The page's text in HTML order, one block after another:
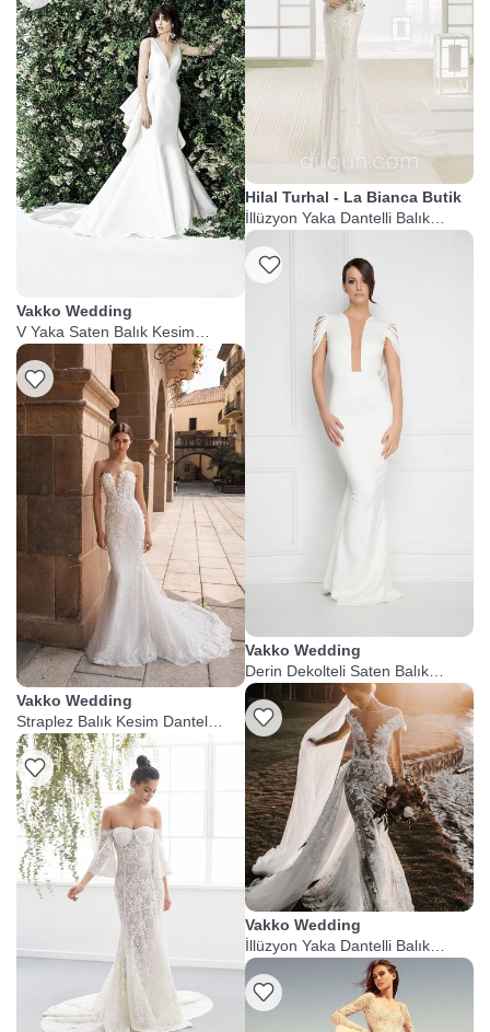
Vakko Wedding
V Yaka Saten Balık Kesim
Gelinlik
Vakko Wedding
Straplez Balık Kesim Dantel
Gelinlik
Hilal Turhal - La Bianca Butik
İllüzyon Yaka Dantelli Balık
Gelinlik
Listeme Ekle
Vakko Wedding
Derin Dekolteli Saten Balık
Gelinlik
Vakko Wedding
İllüzyon Yaka Dantelli Balık
Gelinlik